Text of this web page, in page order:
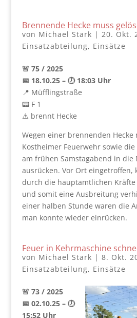
Brennende Hecke muss
von Michael Stark | 20. Okt.
Einsatzabteilung, Einsätze
🚨 75 / 2025
📅 18.10.25 – 🕖 18:03 Uhr
📍 Müfflingstraße
📟 F 1
⚠️ brennt Hecke
Wegen einer brennenden Hecke
Kostheimer Feuerwehr sowie
am frühen Samstagabend in die
ausrücken. Vor Ort eingetroffen,
durch die hauptamtlichen Kräfte
und somit eine Ausbreitung
einer halben Stunde waren die
man konnte wieder einrücken.
Feuer in Kehrmaschine
von Michael Stark | 8. Okt.
Einsatzabteilung, Einsätze
🚨 73 / 2025
📅 02.10.25 – 🕖
15:52 Uhr